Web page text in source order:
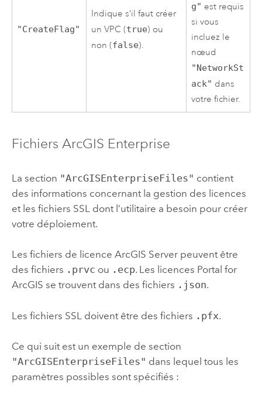
"CreateFlag"
Indique s’il faut créer
unVPC (true) ou
non (false).
g" est requis
si vous
incluez le
nœud
"NetworkSt
ack" dans
votre fichier.
Fichiers ArcGIS Enterprise
La section "ArcGISEnterpriseFiles" contient
des informations concernant la gestion des licences
et les fichiers SSL dont l’utilitaire a besoin pour créer
votre déploiement.
Les fichiers de licence ArcGIS Serverpeuvent être
des fichiers .prvc ou .ecp. Les licences Portal for
ArcGIS se trouvent dans des fichiers .json.
Les fichiers SSL doivent être des fichiers .pfx.
Ce qui suit est un exemple de section
"ArcGISEnterpriseFiles" dans lequel tous les
paramètres possibles sont spécifiés :